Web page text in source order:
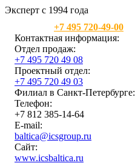
Эксперт с 1994 года
+7 495 720-49-00
Контактная информация:
Отдел продаж:
+7 495 720 49 08
Проектный отдел:
+7 495 720 49 03
Филиал в Санкт-Петербурге:
Телефон:
+7 812 385-14-64
E-mail:
baltica@icsgroup.ru
Сайт:
www.icsbaltica.ru